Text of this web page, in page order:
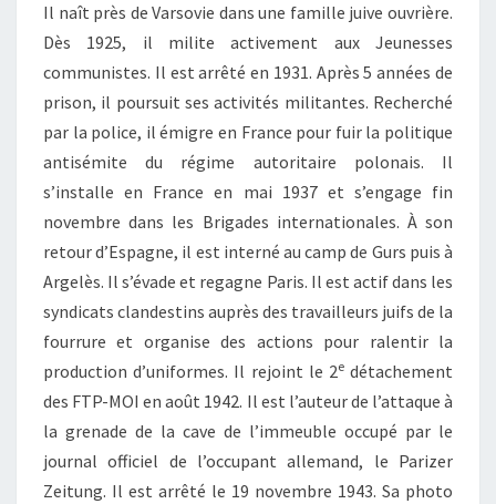
Il naît près de Varsovie dans une famille juive ouvrière.
Dès 1925, il milite activement aux Jeunesses
communistes. Il est arrêté en 1931. Après 5 années de
prison, il poursuit ses activités militantes. Recherché
par la police, il émigre en France pour fuir la politique
antisémite du régime autoritaire polonais. Il
s’installe en France en mai 1937 et s’engage fin
novembre dans les Brigades internationales. À son
retour d’Espagne, il est interné au camp de Gurs puis à
Argelès. Il s’évade et regagne Paris. Il est actif dans les
syndicats clandestins auprès des travailleurs juifs de la
fourrure et organise des actions pour ralentir la
production d’uniformes. Il rejoint le 2edétachement
des FTP-MOI en août 1942. Il est l’auteur de l’attaque à
la grenade de la cave de l’immeuble occupé par le
journal officiel de l’occupant allemand, le Parizer
Zeitung. Il est arrêté le 19 novembre 1943. Sa photo